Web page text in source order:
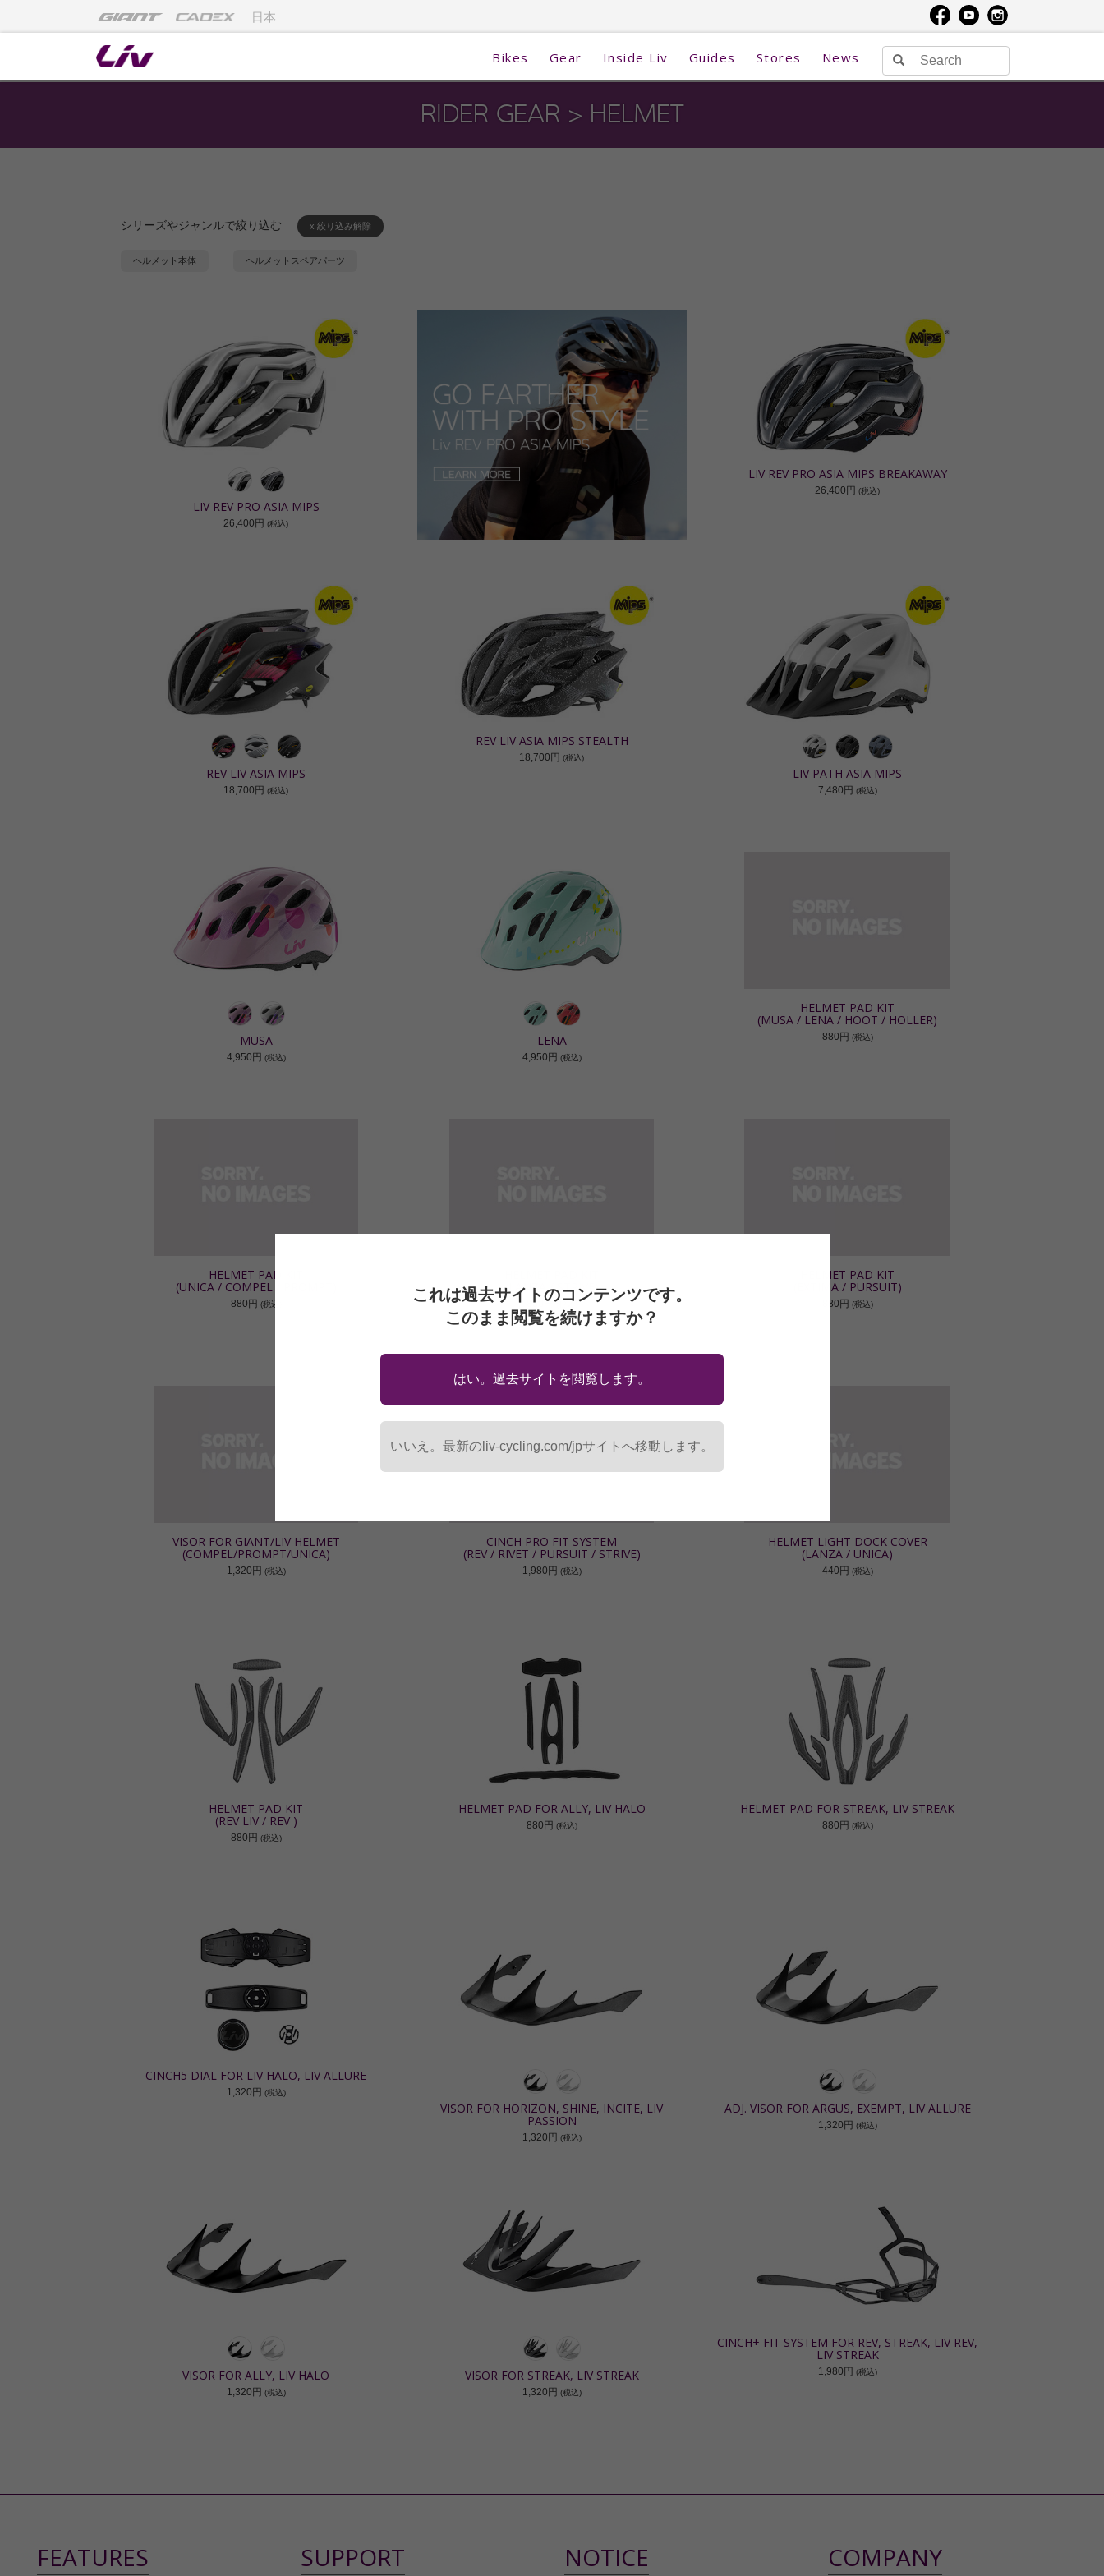
日本
Bikes Gear Inside Liv Guides Stores News
RIDER GEAR > HELMET
シリーズやジャンルで絞り込む x 絞り込み解除
ヘルメット本体 ヘルメットスペアパーツ
LIV REV PRO ASIA MIPS
26,400円 (税込)
LIV REV PRO ASIA MIPS BREAKAWAY
26,400円 (税込)
REV LIV ASIA MIPS
18,700円 (税込)
REV LIV ASIA MIPS STEALTH
18,700円 (税込)
LIV PATH ASIA MIPS
7,480円 (税込)
MUSA
4,950円 (税込)
LENA
4,950円 (税込)
HELMET PAD KIT
(MUSA / LENA / HOOT / HOLLER)
880円 (税込)
HELMET PAD KIT
(UNICA / COMPEL / PROMPT)
880円 (税込)
(LANZA / STRIVE)
880円 (税込)
HELMET PAD KIT
(EXTIMA / PURSUIT)
880円 (税込)
VISOR FOR GIANT/LIV HELMET
(COMPEL/PROMPT/UNICA)
1,320円 (税込)
CINCH PRO FIT SYSTEM
(REV / RIVET / PURSUIT / STRIVE)
1,980円 (税込)
HELMET LIGHT DOCK COVER
(LANZA / UNICA)
440円 (税込)
HELMET PAD KIT
(REV LIV / REV )
880円 (税込)
HELMET PAD FOR ALLY, LIV HALO
880円 (税込)
HELMET PAD FOR STREAK, LIV STREAK
880円 (税込)
CINCH5 DIAL FOR LIV HALO, LIV ALLURE
1,320円 (税込)
VISOR FOR HORIZON, SHINE, INCITE, LIV
PASSION
1,320円 (税込)
ADJ. VISOR FOR ARGUS, EXEMPT, LIV ALLURE
1,320円 (税込)
VISOR FOR ALLY, LIV HALO
1,320円 (税込)
VISOR FOR STREAK, LIV STREAK
1,320円 (税込)
CINCH+ FIT SYSTEM FOR REV, STREAK, LIV REV,
LIV STREAK
1,980円 (税込)
FEATURES SUPPORT NOTICE COMPANY
これは過去サイトのコンテンツです。
このまま閲覧を続けますか？
はい。過去サイトを閲覧します。
いいえ。最新のliv-cycling.com/jpサイトへ移動します。